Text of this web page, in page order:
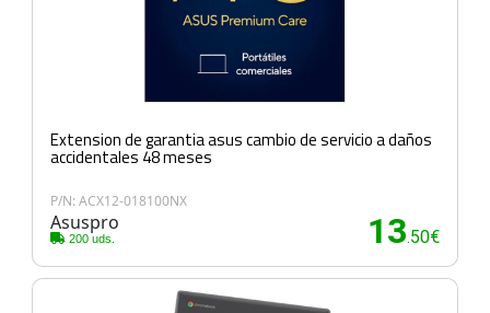
Extension de garantia asus cambio de servicio a daños
accidentales 48 meses
P/N: ACX12-018100NX
Asuspro
200 uds. 13.50€